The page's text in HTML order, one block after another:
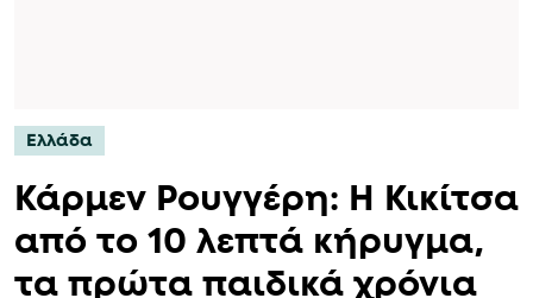
Ελλάδα
Κάρμεν Ρουγγέρη: Η Κικίτσα
από το 10 λεπτά κήρυγμα,
τα πρώτα παιδικά χρόνια